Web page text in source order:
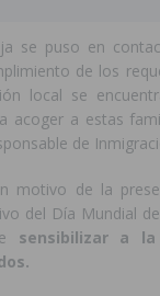
se puso en
de los
local se
acoger a estas
de
motivo de la
del Día Mundial
sensibilizar a